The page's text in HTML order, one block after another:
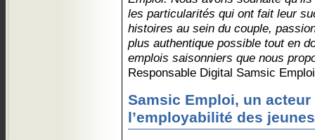
les particularités qui ont fait leur
histoires au sein du couple,
plus authentique possible tout en
emplois saisonniers que nous
Responsable Digital Samsic Emploi
Samsic Emploi, un
l’employabilité des